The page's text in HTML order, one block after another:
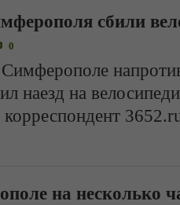
сбили
0
наезд на
корреспондент
на несколько